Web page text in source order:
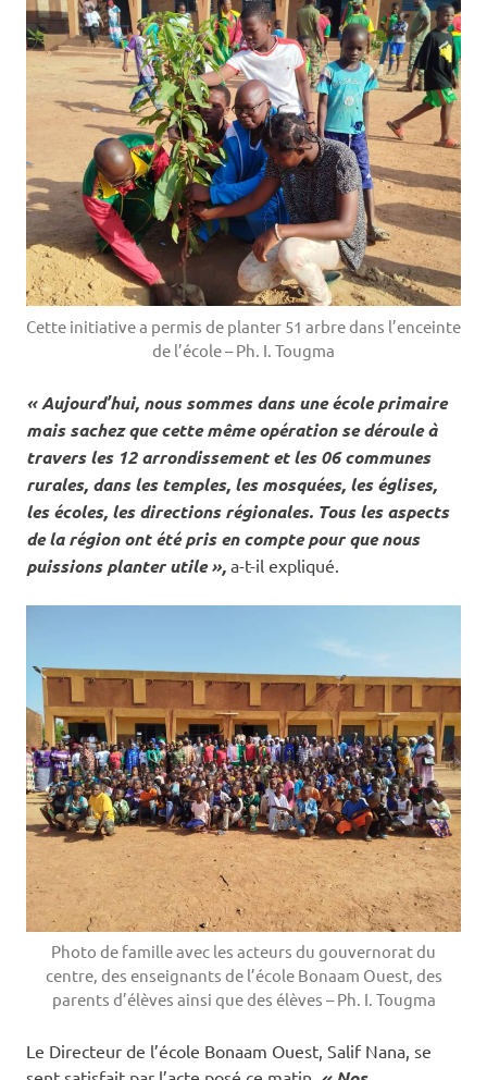
Cette initiative a permis de planter 51 arbre dans l’enceinte
de l’école – Ph. I. Tougma
« Aujourd’hui, nous sommes dans une école primaire
mais sachez que cette même opération se déroule à
travers les 12 arrondissement et les 06 communes
rurales, dans les temples, les mosquées, les églises,
les écoles, les directions régionales. Tous les aspects
de la région ont été pris en compte pour que nous
puissions planter utile », a-t-il expliqué.
Photo de famille avec les acteurs du gouvernorat du
centre, des enseignants de l’école Bonaam Ouest, des
parents d’élèves ainsi que des élèves – Ph. I. Tougma
Le Directeur de l’école Bonaam Ouest, Salif Nana, se